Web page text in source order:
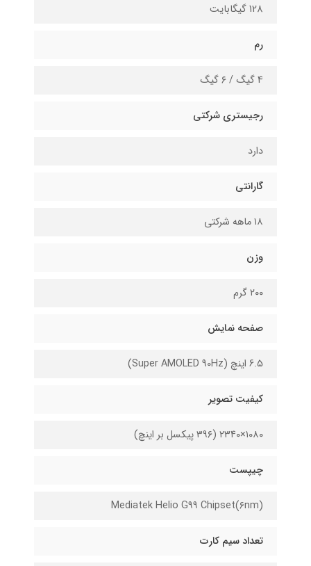
128 گیگابایت
رم
4 گیگ / ۶ گیگ
رجیستری شرکتی
دارد
گارانتی
۱۸ ماهه شرکتی
وزن
۲۰۰ گرم
صفحه نمایش
6.۵ اینچ (Super AMOLED 90Hz)
کیفیت تصویر
۱۰۸۰×۲۳۴۰ (۳۹۶ پیکسل بر اینچ)
چیپست
Mediatek Helio G۹۹ Chipset(۶nm)
تعداد سیم کارت